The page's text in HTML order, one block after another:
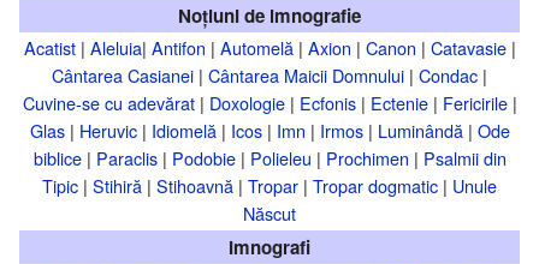
Noțiuni de imnografie
Acatist| Aleluia| Antifon | Automelă| Axion | Canon | Catavasie|
Cântarea Casianei | Cântarea Maicii Domnului | Condac |
Cuvine-se cu adevărat| Doxologie| Ecfonis| Ectenie| Fericirile|
Glas| Heruvic| Idiomelă| Icos| Imn | Irmos| Luminândă| Ode
biblice| Paraclis| Podobie| Polieleu | Prochimen | Psalmii din
Tipic | Stihiră | Stihoavnă | Tropar | Tropar dogmatic | Unule
Născut
Imnografi